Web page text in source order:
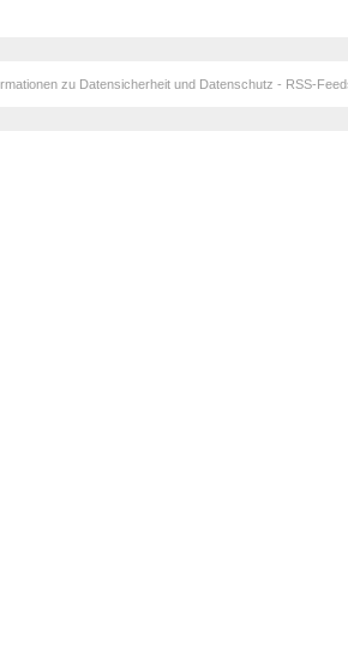
zu Datensicherheit und Datenschutz - RSS-